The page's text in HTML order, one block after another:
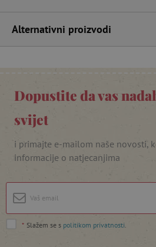
Alternativni proizvodi
Dopustite da vas
svijet
i primajte e-mailom naše novosti,
informacije o natjecanjima
* Slažem se s politikom privatnosti
_lb_ccc